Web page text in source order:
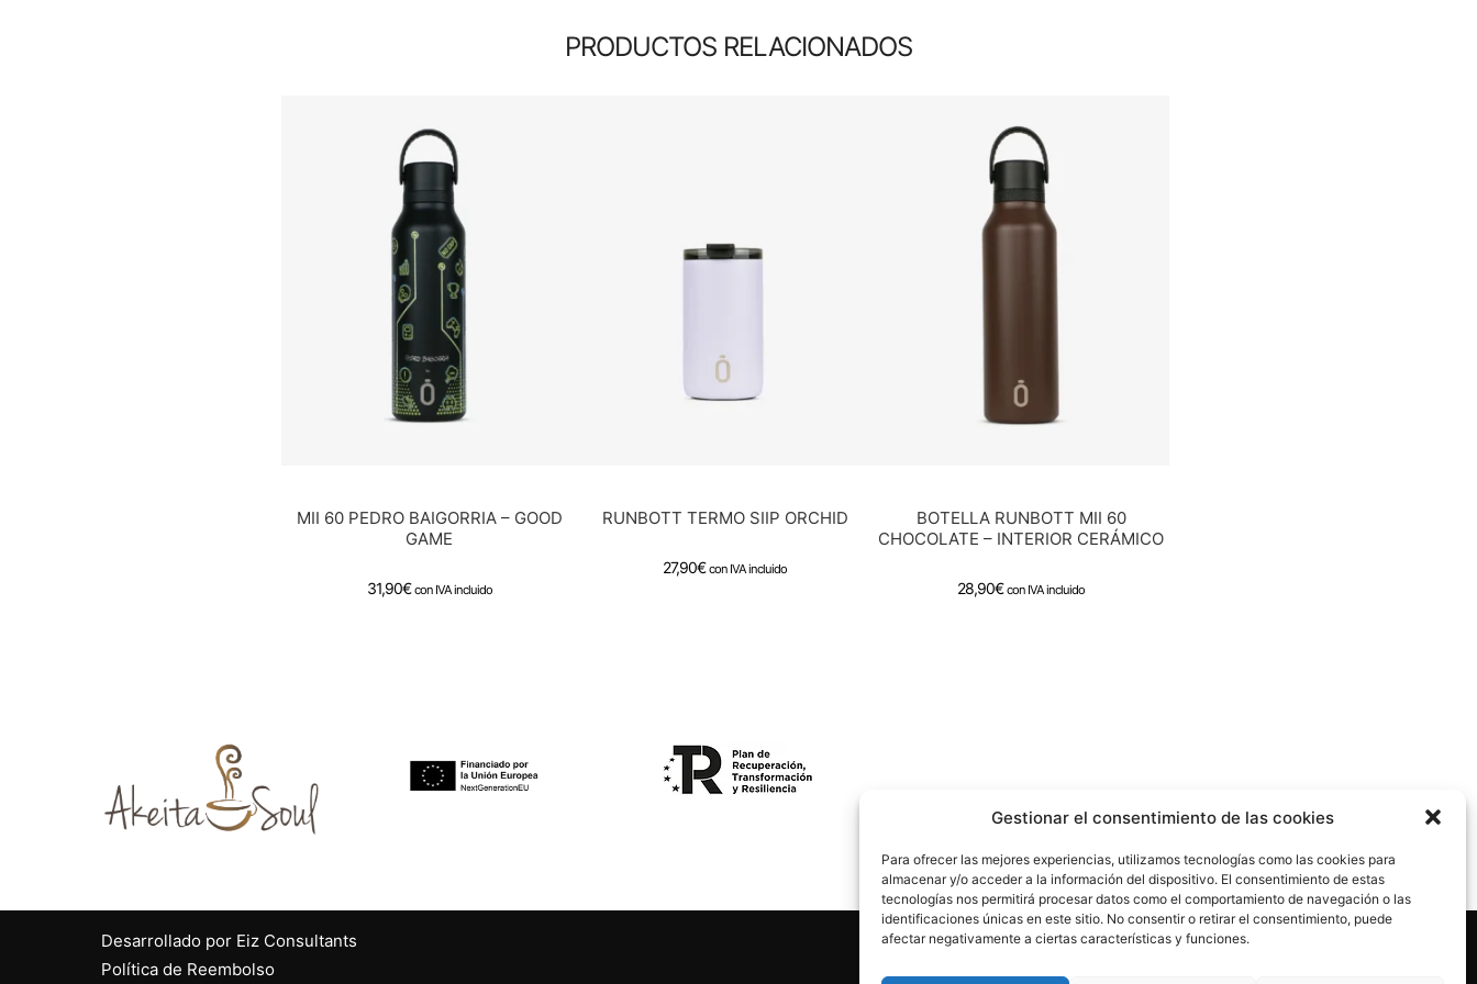
Gestionar el consentimiento de las cookies
Para ofrecer las mejores experiencias, utilizamos tecnologías como las cookies para
almacenar y/o acceder a la información del dispositivo. El consentimiento de estas
tecnologías nos permitirá procesar datos como el comportamiento de navegación o las
identificaciones únicas en este sitio. No consentir o retirar el consentimiento, puede
afectar negativamente a ciertas características y funciones.
PRODUCTOS RELACIONADOS
MII 60 PEDRO BAIGORRIA – GOOD
GAME
31,90€ con IVA incluido
RUNBOTT TERMO SIIP ORCHID
27,90€ con IVA incluido
BOTELLA RUNBOTT MII 60
CHOCOLATE – INTERIOR CERÁMICO
28,90€ con IVA incluido
Desarrollado por Eiz Consultants
Política de Reembolso